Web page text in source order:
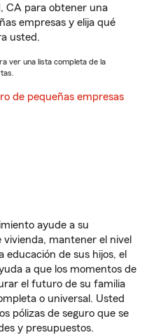
CA para obtener una
empresas y elija qué
usted.
ver una lista completa de la
de pequeñas empresas
ayude a su
vivienda, mantener el nivel
educación de sus hijos, el
a que los momentos de
el futuro de su familia
o universal. Usted
pólizas de seguro que se
y presupuestos.